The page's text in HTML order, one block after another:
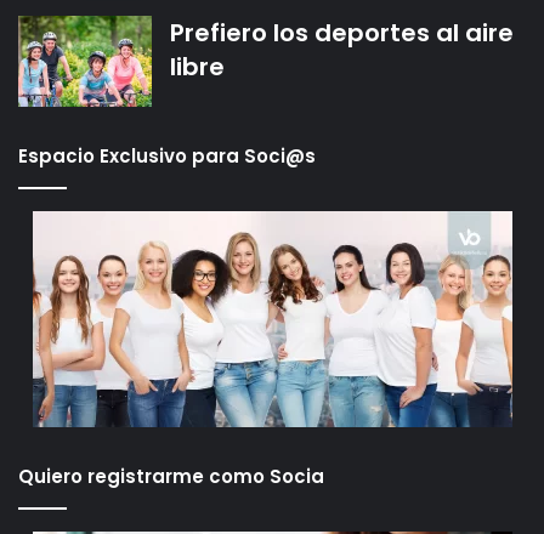
Prefiero los deportes al aire
libre
Espacio Exclusivo para Soci@s
Quiero registrarme como Socia